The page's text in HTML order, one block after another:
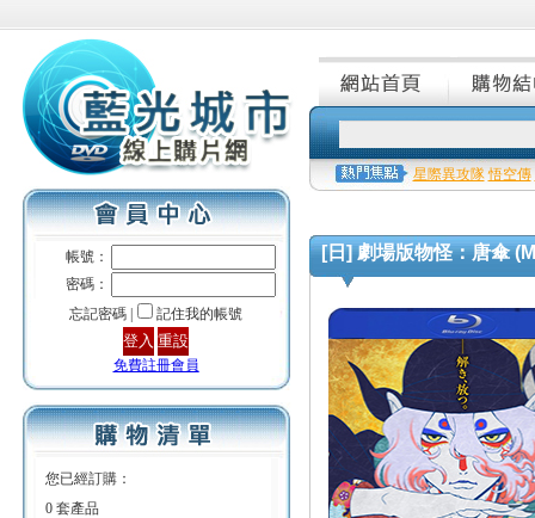
帳號：
密碼：
忘記密碼 |
記住我的帳號
免費註冊會員
您已經訂購：
0 套產品
星際異攻隊 悟空傳
[日] 劇場版物怪：唐傘